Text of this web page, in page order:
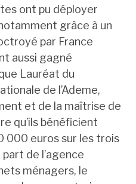
ont pu déployer
grâce à un
par France
aussi gagné
Lauréat du
de l’Ademe,
et de la maîtrise de
qu’ils bénéficient
000 euros sur les trois
de l’agence
ménagers, le